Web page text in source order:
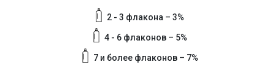
2 - 3 флакона – 3%
4 - 6 флаконов – 5%
7 и более флаконов – 7%